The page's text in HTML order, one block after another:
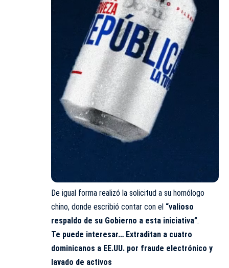
De igual forma realizó la solicitud a su homólogo
chino, donde escribió contar con el “valioso
respaldo de su Gobierno a esta iniciativa”.
Te puede interesar… Extraditan a cuatro
dominicanos a EE.UU. por fraude electrónico y
lavado de activos